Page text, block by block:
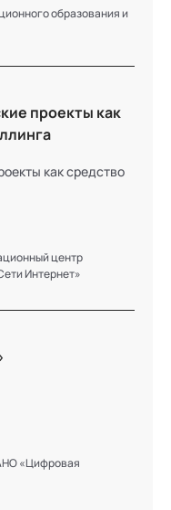
Интернета в
образования и
образования и
проекты как
как средство
центр
Интернет»
«Цифровая